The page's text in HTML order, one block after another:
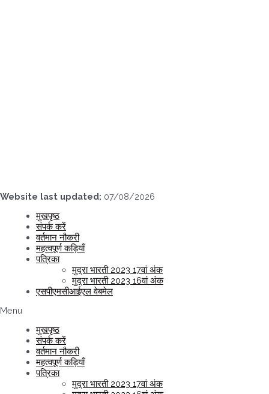
Website last updated: 07/08/2026
मुखपृष्ठ
संपर्क करें
वर्तमान नौकरी
महत्वपूर्ण कड़ियाँ
पत्रिका
मुद्रा भारती 2023 17वां अंक
मुद्रा भारती 2023 16वां अंक
एसपीएमसीआईएल वेबमेल
Menu
मुखपृष्ठ
संपर्क करें
वर्तमान नौकरी
महत्वपूर्ण कड़ियाँ
पत्रिका
मुद्रा भारती 2023 17वां अंक